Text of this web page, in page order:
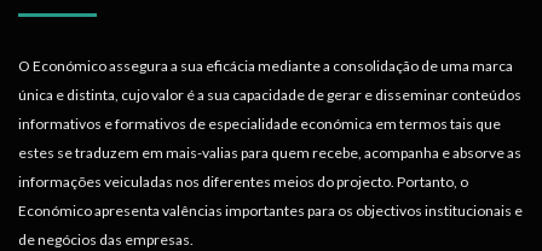
O Económico assegura a sua eficácia mediante a consolidação de uma marca
única e distinta, cujo valor é a sua capacidade de gerar e disseminar conteúdos
informativos e formativos de especialidade económica em termos tais que
estes se traduzem em mais-valias para quem recebe, acompanha e absorve as
informações veiculadas nos diferentes meios do projecto. Portanto, o
Económico apresenta valências importantes para os objectivos institucionais e
de negócios das empresas.